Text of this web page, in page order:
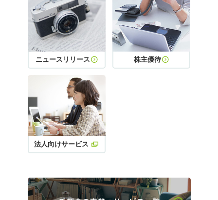
ニュースリリース 株主優待
法人向けサービス